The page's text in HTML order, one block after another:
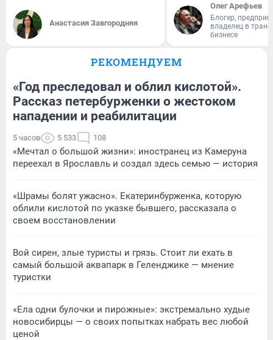
Анастасия Завгородняя
Олег Арефьев
Блогер,
владелец в
бизнесе
РЕКОМЕНДУЕМ
«Год преследовал и облил кислотой».
Рассказ петербурженки о жестоком
нападении и реабилитации
5 часов 5 533 108
«Мечтал о большой жизни»: иностранец из Камеруна
переехал в Ярославль и создал здесь семью — история
«Шрамы болят ужасно». Екатеринбурженка, которую
облили кислотой по указке бывшего, рассказала о
своем восстановлении
Вой сирен, злые туристы и грязь. Стоит ли ехать в
самый большой аквапарк в Геленджике — мнение
туристки
«Ела одни булочки и пирожные»: экстремально худые
новосибирцы — о своих попытках набрать вес любой
ценой